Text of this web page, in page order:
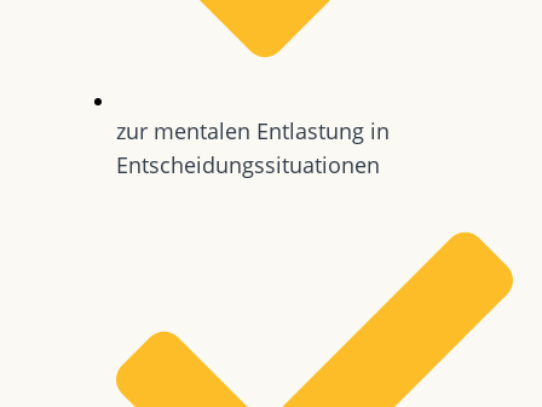
zur mentalen Entlastung in
Entscheidungssituationen